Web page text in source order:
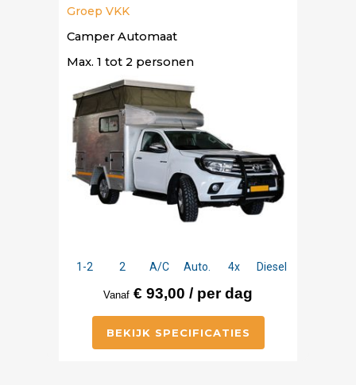
Groep VKK
Camper Automaat
Max. 1 tot 2 personen
1-2 2 A/C Auto. 4x Diesel
Vanaf € 93,00 / per dag
BEKIJK SPECIFICATIES